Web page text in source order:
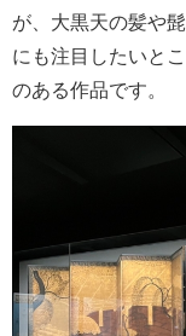
が、大黒天の髪や
にも注目したいと
のある作品です。